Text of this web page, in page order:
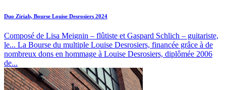
Duo Ziriab, Bourse Louise Desrosiers 2024
Composé de Lisa Meignin – flûtiste et Gaspard Schlich – guitariste,
le... La Bourse du multiple Louise Desrosiers, financée grâce à de
nombreux dons en hommage à Louise Desrosiers, diplômée 2006
de...